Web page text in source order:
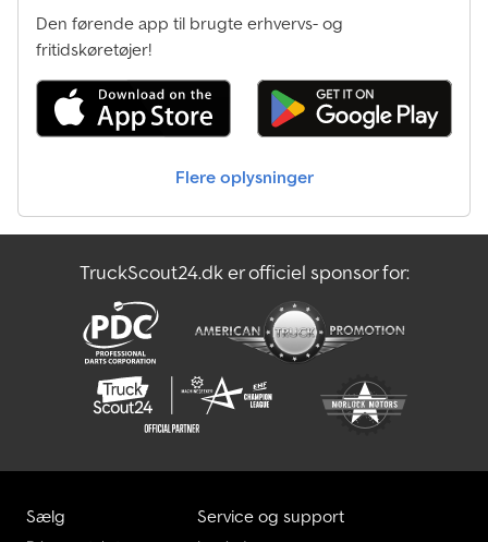
Den førende app til brugte erhvervs- og
fritidskøretøjer!
Flere oplysninger
TruckScout24.dk er officiel sponsor for:
Sælg Service og support